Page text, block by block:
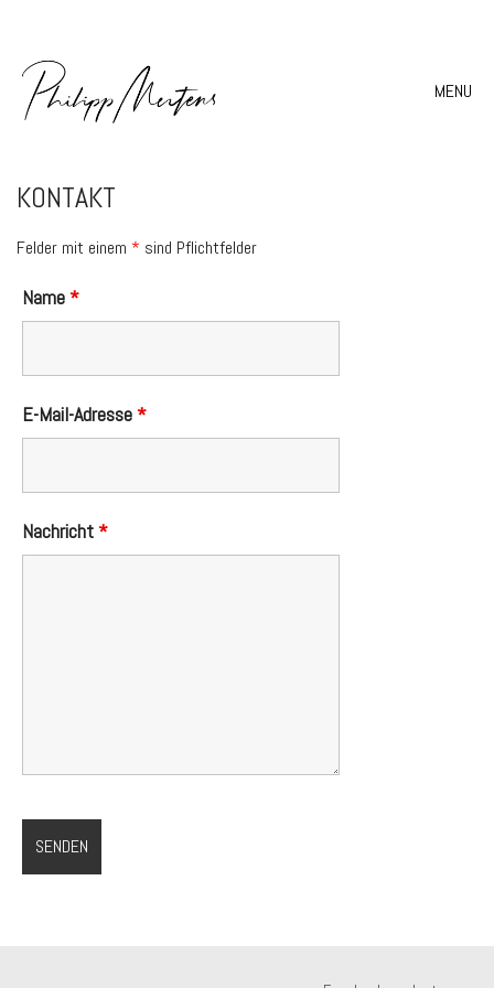
MENU
KONTAKT
Felder mit einem * sind Pflichtfelder
Name *
E-Mail-Adresse *
Nachricht *